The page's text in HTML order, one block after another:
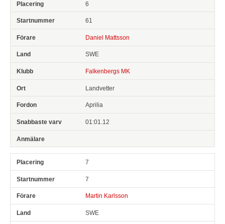
6
61
Daniel Mattsson
SWE
Falkenbergs MK
Landvetter
Aprilia
01:01.12
7
7
Martin Karlsson
SWE